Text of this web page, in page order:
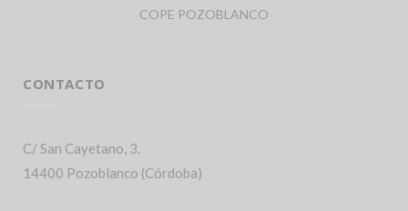
COPE POZOBLANCO
CONTACTO
C/ San Cayetano, 3.
14400 Pozoblanco (Córdoba)